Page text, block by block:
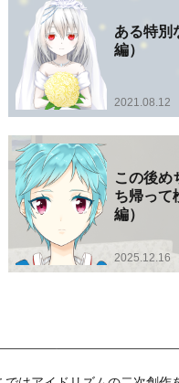
ある特別
編）
2021.08.12
この後め
ち帰って
編）
2025.12.16